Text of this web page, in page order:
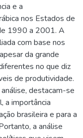
e a
nos Estados de
1990 a 2001. A
com base nos
da grande
no que diz
de produtividade.
destacam-se
a importância
brasileira e para a
a análise